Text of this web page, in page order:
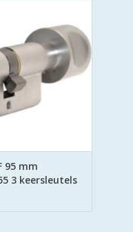
Veilig Wonen.
safe en secure met
aan beide
stalen pinnen.
AAN WINKELWAGEN
95 mm
3 keersleutels